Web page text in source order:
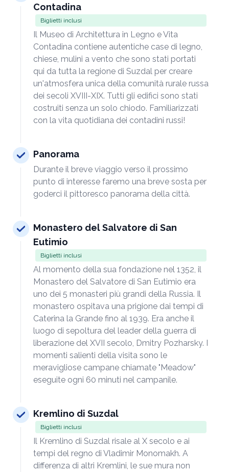
Contadina
Biglietti inclusi
Il Museo di Architettura in Legno e Vita
Contadina contiene autentiche case di legno,
chiese, mulini a vento che sono stati portati
qui da tutta la regione di Suzdal per creare
un'atmosfera unica della comunità rurale russa
dei secoli XVIII-XIX. Tutti gli edifici sono stati
costruiti senza un solo chiodo. Familiarizzati
con la vita quotidiana dei contadini russi!
Panorama
Durante il breve viaggio verso il prossimo
punto di interesse faremo una breve sosta per
goderci il pittoresco panorama della città.
Monastero del Salvatore di San
Eutimio
Biglietti inclusi
Al momento della sua fondazione nel 1352, il
Monastero del Salvatore di San Eutimio era
uno dei 5 monasteri più grandi della Russia. Il
monastero ospitava una prigione dai tempi di
Caterina la Grande fino al 1939. Era anche il
luogo di sepoltura del leader della guerra di
liberazione del XVII secolo, Dmitry Pozharsky. I
momenti salienti della visita sono le
meravigliose campane chiamate "Meadow"
eseguite ogni 60 minuti nel campanile.
Kremlino di Suzdal
Biglietti inclusi
Il Kremlino di Suzdal risale al X secolo e ai
tempi del regno di Vladimir Monomakh. A
differenza di altri Kremlini, le sue mura non